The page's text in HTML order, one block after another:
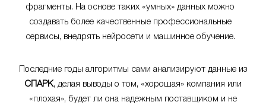
фрагменты. На основе таких «умных» данных можно
создавать более качественные профессиональные
сервисы, внедрять нейросети и машинное обучение.
Последние годы алгоритмы сами анализируют данные из
СПАРК, делая выводы о том, «хорошая» компания или
«плохая», будет ли она надежным поставщиком и не